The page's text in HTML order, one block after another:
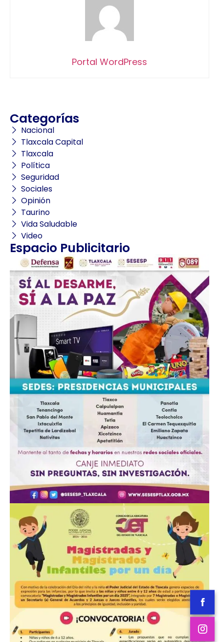
Portal WordPress
Categorías
Nacional
Tlaxcala Capital
Tlaxcala
Política
Seguridad
Sociales
Opinión
Taurino
Vida Saludable
Video
Espacio Publicitario